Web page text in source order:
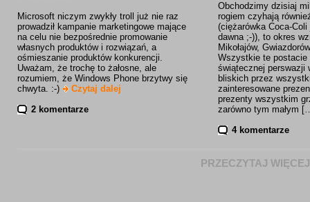
Microsoft niczym zwykły troll już nie raz
prowadził kampanie marketingowe mające
na celu nie bezpośrednie promowanie
własnych produktów i rozwiązań, a
ośmieszanie produktów konkurencji.
Uważam, że trochę to żałosne, ale
rozumiem, że Windows Phone brzytwy się
chwyta. :-)
Czytaj dalej
2 komentarze
Obchodzimy dzisiaj
rogiem czyhają
(ciężarówka Coca-
dawna ;-)), to okres
Mikołajów,
Wszystkie te postacie
świątecznej perswazji
bliskich przez
zainteresowane
prezenty wszystkim
zarówno tym małym
4 komentarze
PRZECZYTAJ